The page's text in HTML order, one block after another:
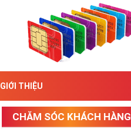
GIỚI THIỆU
CHĂM SÓC KHÁCH HÀNG